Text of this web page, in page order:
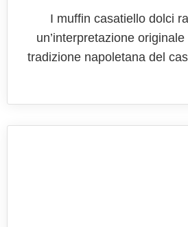
I muffin casatiello dolci
un’interpretazione
tradizione napoletana del
fusione tra il carattere
casatiello e la praticità